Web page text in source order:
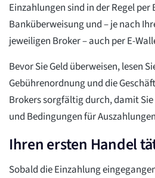
Einzahlungen sind in der Regel
Banküberweisung und – je nach
jeweiligen Broker – auch per E-
Bevor Sie Geld überweisen, lesen
Gebührenordnung und die
Brokers sorgfältig durch, damit
und Bedingungen für
Ihren ersten Handel
Sobald die Einzahlung